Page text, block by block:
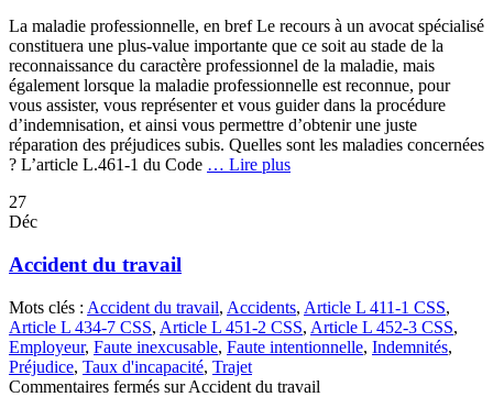
La maladie professionnelle, en bref Le recours à un avocat spécialisé
constituera une plus-value importante que ce soit au stade de la
reconnaissance du caractère professionnel de la maladie, mais
également lorsque la maladie professionnelle est reconnue, pour
vous assister, vous représenter et vous guider dans la procédure
d’indemnisation, et ainsi vous permettre d’obtenir une juste
réparation des préjudices subis. Quelles sont les maladies concernées
? L’article L.461-1 du Code … Lire plus
27
Déc
Accident du travail
Mots clés : Accident du travail, Accidents, Article L 411-1 CSS,
Article L 434-7 CSS, Article L 451-2 CSS, Article L 452-3 CSS,
Employeur, Faute inexcusable, Faute intentionnelle, Indemnités,
Préjudice, Taux d'incapacité, Trajet
Commentaires fermés sur Accident du travail